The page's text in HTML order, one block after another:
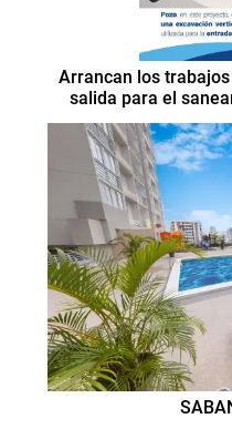
Arrancan los
salida para el